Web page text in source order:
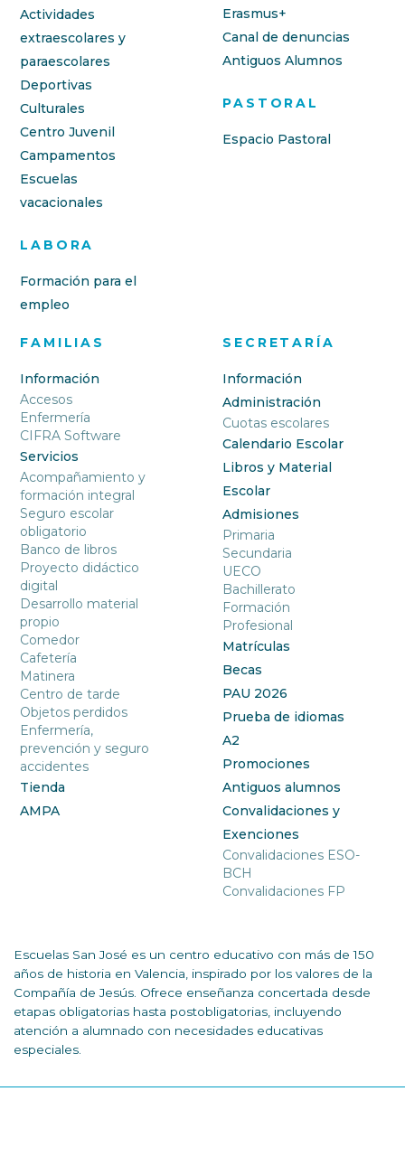
Actividades
extraescolares y
paraescolares
Deportivas
Culturales
Centro Juvenil
Campamentos
Escuelas
vacacionales
LABORA
Formación para el
empleo
Erasmus+
Canal de denuncias
Antiguos Alumnos
PASTORAL
Espacio Pastoral
FAMILIAS
Información
Accesos
Enfermería
CIFRA Software
Servicios
Acompañamiento y
formación integral
Seguro escolar
obligatorio
Banco de libros
Proyecto didáctico
digital
Desarrollo material
propio
Comedor
Cafetería
Matinera
Centro de tarde
Objetos perdidos
Enfermería,
prevención y seguro
accidentes
Tienda
AMPA
SECRETARÍA
Información
Administración
Cuotas escolares
Calendario Escolar
Libros y Material
Escolar
Admisiones
Primaria
Secundaria
UECO
Bachillerato
Formación
Profesional
Matrículas
Becas
PAU 2026
Prueba de idiomas
A2
Promociones
Antiguos alumnos
Convalidaciones y
Exenciones
Convalidaciones ESO-
BCH
Convalidaciones FP
Escuelas San José es un centro educativo con más de 150
años de historia en Valencia, inspirado por los valores de la
Compañía de Jesús. Ofrece enseñanza concertada desde
etapas obligatorias hasta postobligatorias, incluyendo
atención a alumnado con necesidades educativas
especiales.